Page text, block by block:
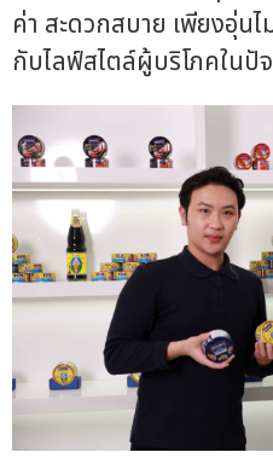
ค่า สะดวกสบาย เพียงอุ่น
กับไลฟ์สไตล์ผู้บริโภคในปั